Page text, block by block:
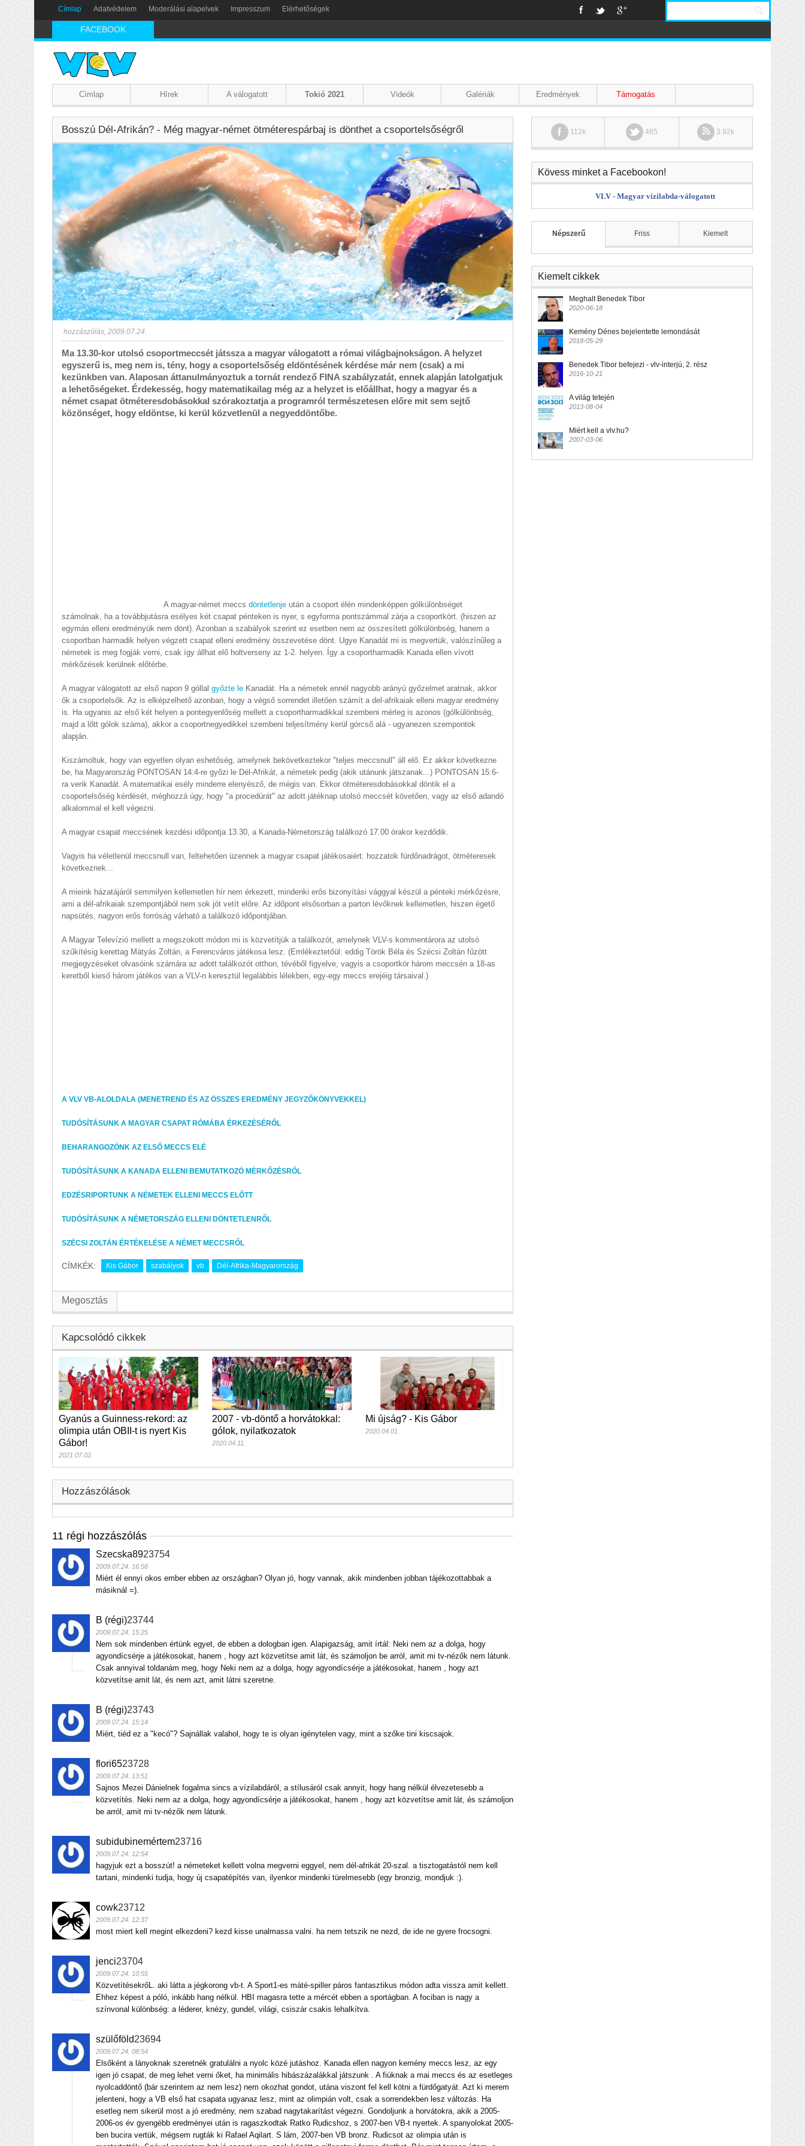
Címlap Adatvédelem Moderálási alapelvek Impresszum Elérhetőségek
FACEBOOK
Címlap Hírek A válogatott Tokió 2021 Videók Galériák Eredmények Támogatás
Bosszú Dél-Afrikán? - Még magyar-német ötméterespárbaj is dönthet a csoportelsőségről
hozzászólás, 2009.07.24.
Ma 13.30-kor utolsó csoportmeccsét játssza a magyar válogatott a római világbajnokságon. A helyzet
egyszerű is, meg nem is, tény, hogy a csoportelsőség eldöntésének kérdése már nem (csak) a mi
kezünkben van. Alaposan áttanulmányoztuk a tornát rendező FINA szabályzatát, ennek alapján latolgatjuk
a lehetőségeket. Érdekesség, hogy matematikailag még az a helyzet is előállhat, hogy a magyar és a
német csapat ötméteresdobásokkal szórakoztatja a programról természetesen előre mit sem sejtő
közönséget, hogy eldöntse, ki kerül közvetlenül a negyeddöntőbe.
A magyar-német meccs döntetlenje után a csoport élén mindenképpen gólkülönbséget
számolnak, ha a továbbjutásra esélyes két csapat pénteken is nyer, s egyforma pontszámmal zárja a csoportkört. (hiszen az
egymás elleni eredményük nem dönt). Azonban a szabályok szerint ez esetben nem az összesített gólkülönbség, hanem a
csoportban harmadik helyen végzett csapat elleni eredmény összevetése dönt. Ugye Kanadát mi is megvertük, valószínűleg a
németek is meg fogják verni, csak így állhat elő holtverseny az 1-2. helyen. Így a csoportharmadik Kanada ellen vívott
mérkőzések kerülnek előtérbe.
A magyar válogatott az első napon 9 góllal győzte le Kanadát. Ha a németek ennél nagyobb arányú győzelmet aratnak, akkor
ők a csoportelsők. Az is elképzelhető azonban, hogy a végső sorrendet illetően számít a del-afrikaiak elleni magyar eredmény
is. Ha ugyanis az első két helyen a pontegyenlőség mellett a csoportharmadikkal szembeni mérleg is azonos (gólkülönbség,
majd a lőtt gólok száma), akkor a csoportnegyedikkel szembeni teljesítmény kerül górcső alá - ugyanezen szempontok
alapján.
Kiszámoltuk, hogy van egyetlen olyan eshetőség, amelynek bekövetkeztekor "teljes meccsnull" áll elő. Ez akkor következne
be, ha Magyarország PONTOSAN 14:4-re győzi le Dél-Afrikát, a németek pedig (akik utánunk játszanak...) PONTOSAN 15:6-
ra verik Kanadát. A matematikai esély minderre elenyésző, de mégis van. Ekkor ötméteresdobásokkal döntik el a
csoportelsőség kérdését, méghozzá úgy, hogy "a procedúrát" az adott játéknap utolsó meccsét követően, vagy az első adandó
alkalommal el kell végezni.
A magyar csapat meccsének kezdési időpontja 13.30, a Kanada-Németország találkozó 17.00 órakor kezdődik.
Vagyis ha véletlenül meccsnull van, feltehetően üzennek a magyar csapat játékosaiért: hozzatok fürdőnadrágot, ötméteresek
következnek...
A mieink házatájáról semmilyen kellemetlen hír nem érkezett, mindenki erős bizonyítási vággyal készül a pénteki mérkőzésre,
ami a dél-afrikaiak szempontjából nem sok jót vetít előre. Az időpont elsősorban a parton lévőknek kellemetlen, hiszen égető
napsütés, nagyon erős forróság várható a találkozó időpontjában.
A Magyar Televízió mellett a megszokott módon mi is közvetítjük a találkozót, amelynek VLV-s kommentárora az utolsó
szűkítésig kerettag Mátyás Zoltán, a Ferencváros játékosa lesz. (Emlékeztetőül: eddig Török Béla és Szécsi Zoltán fűzött
megjegyzéseket olvasóink számára az adott találkozót otthon, tévéből figyelve, vagyis a csoportkör három meccsén a 18-as
keretből kieső három játékos van a VLV-n keresztül legalábbis lélekben, egy-egy meccs erejéig társaival.)
A VLV VB-ALOLDALA (MENETREND ÉS AZ ÖSSZES EREDMÉNY JEGYZŐKÖNYVEKKEL)
TUDÓSÍTÁSUNK A MAGYAR CSAPAT RÓMÁBA ÉRKEZÉSÉRŐL
BEHARANGOZÓNK AZ ELSŐ MECCS ELÉ
TUDÓSÍTÁSUNK A KANADA ELLENI BEMUTATKOZÓ MÉRKŐZÉSRŐL
EDZÉSRIPORTUNK A NÉMETEK ELLENI MECCS ELŐTT
TUDÓSÍTÁSUNK A NÉMETORSZÁG ELLENI DÖNTETLENRŐL
SZÉCSI ZOLTÁN ÉRTÉKELÉSE A NÉMET MECCSRŐL
CÍMKÉK: Kis Gábor szabályok vb Dél-Afrika-Magyarország
Megosztás
Kapcsolódó cikkek
Gyanús a Guinness-rekord: az
olimpia után OBII-t is nyert Kis
Gábor!
2021.07.02.
2007 - vb-döntő a horvátokkal:
gólok, nyilatkozatok
2020.04.11.
Mi újság? - Kis Gábor
2020.04.01.
Hozzászólások
11 régi hozzászólás
Szecska8923754
2009.07.24. 16:56
Miért él ennyi okos ember ebben az országban? Olyan jó, hogy vannak, akik mindenben jobban tájékozottabbak a
másiknál =).
B (régi)23744
2009.07.24. 15:25
Nem sok mindenben értünk egyet, de ebben a dologban igen. Alapigazság, amit írtál: Neki nem az a dolga, hogy
agyondícsérje a játékosokat, hanem , hogy azt közvetítse amit lát, és számoljon be arról, amit mi tv-nézők nem látunk.
Csak annyival toldanám meg, hogy Neki nem az a dolga, hogy agyondícsérje a játékosokat, hanem , hogy azt
közvetítse amit lát, és nem azt, amit látni szeretne.
B (régi)23743
2009.07.24. 15:14
Miért, tiéd ez a "kecó"? Sajnállak valahol, hogy te is olyan igénytelen vagy, mint a szőke tini kiscsajok.
flori6523728
2009.07.24. 13:51
Sajnos Mezei Dánielnek fogalma sincs a vízilabdáról, a stílusáról csak annyit, hogy hang nélkül élvezetesebb a
közvetítés. Neki nem az a dolga, hogy agyondícsérje a játékosokat, hanem , hogy azt közvetítse amit lát, és számoljon
be arról, amit mi tv-nézők nem látunk.
subidubinemértem23716
2009.07.24. 12:54
hagyjuk ezt a bosszút! a németeket kellett volna megverni eggyel, nem dél-afrikát 20-szal. a tisztogatástól nem kell
tartani, mindenki tudja, hogy új csapatépítés van, ilyenkor mindenki türelmesebb (egy bronzig, mondjuk :).
cowk23712
2009.07.24. 12:37
most miert kell megint elkezdeni? kezd kisse unalmassa valni. ha nem tetszik ne nezd, de ide ne gyere frocsogni.
jenci23704
2009.07.24. 10:55
KözvetítésekrőL. aki látta a jégkorong vb-t. A Sport1-es máté-spiller páros fantasztikus módon adta vissza amit kellett.
Ehhez képest a póló, inkább hang nélkül. HBI magasra tette a mércét ebben a sportágban. A fociban is nagy a
színvonal különbség: a léderer, knézy, gundel, világi, csiszár csakis lehalkítva.
szülőföld23694
2009.07.24. 08:54
Elsőként a lányoknak szeretnék gratulálni a nyolc közé jutáshoz. Kanada ellen nagyon kemény meccs lesz, az egy
igen jó csapat, de meg lehet verni őket, ha minimális hibászázalákkal játszunk . A fiúknak a mai meccs és az esetleges
nyolcaddöntő (bár szerintem az nem lesz) nem okozhat gondot, utána viszont fel kell kötni a fürdőgatyát. Azt ki merem
jelenteni, hogy a VB első hat csapata ugyanaz lesz, mint az olimpián volt, csak a sorrendekben lesz változás. Ha
esetleg nem sikerül most a jó eredmény, nem szabad nagytakarítást végezni. Gondoljunk a horvátokra, akik a 2005-
2006-os év gyengébb eredményei után is ragaszkodtak Ratko Rudicshoz, s 2007-ben VB-t nyertek. A spanyolokat 2005-
ben bucira vertük, mégsem rugták ki Rafael Aqilart. S lám, 2007-ben VB bronz. Rudicsot az olimpia után is
112k 465 3.92k
Kövess minket a Facebookon!
VLV - Magyar vízilabda-válogatott
Népszerű Friss Kiemelt
Kiemelt cikkek
Meghalt Benedek Tibor
2020-06-18
Kemény Dénes bejelentette lemondását
2018-05-29
Benedek Tibor befejezi - vlv-interjú, 2. rész
2016-10-21
A világ tetején
2013-08-04
Miért kell a vlv.hu?
2007-03-06